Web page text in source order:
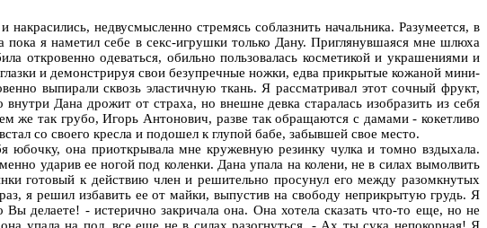
недвусмысленно стремясь соблазнить начальника. Разумеется, в
я наметил себе в секс-игрушки только Дану. Приглянувшаяся мне шлюха
откровенно одеваться, обильно пользовалась косметикой и украшениями и
и демонстрируя свои безупречные ножки, едва прикрытые кожаной мини-
выпирали сквозь эластичную ткань. Я рассматривал этот сочный фрукт,
Дана дрожит от страха, но внешне девка старалась изобразить из себя
же так грубо, Игорь Антонович, разве так обращаются с дамами - кокетливо
со своего кресла и подошел к глупой бабе, забывшей свое место.
юбочку, она приоткрывала мне кружевную резинку чулка и томно вздыхала.
ударив ее ногой под коленки. Дана упала на колени, не в силах вымолвить
готовый к действию член и решительно просунул его между разомкнутых
я решил избавить ее от майки, выпустив на свободу неприкрытую грудь. Я
делаете! - истерично закричала она. Она хотела сказать что-то еще, но не